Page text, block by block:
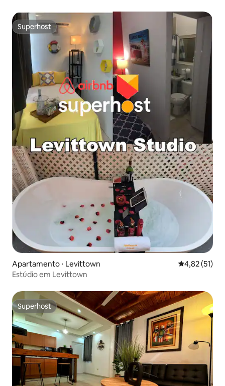
Superhost
Superhost
Apartamento ⋅ Levittown 4,82 de uma
4,82 (51)
Estúdio em Levittown
Superhost
Superhost